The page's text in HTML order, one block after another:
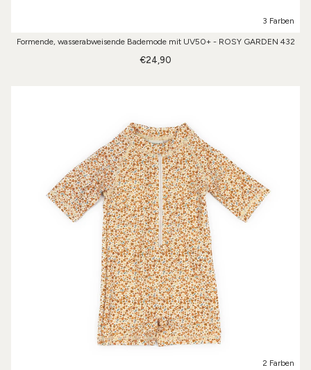
3 Farben
Formende, wasserabweisende Bademode mit UV50+ - ROSY GARDEN 432
€24,90
2 Farben